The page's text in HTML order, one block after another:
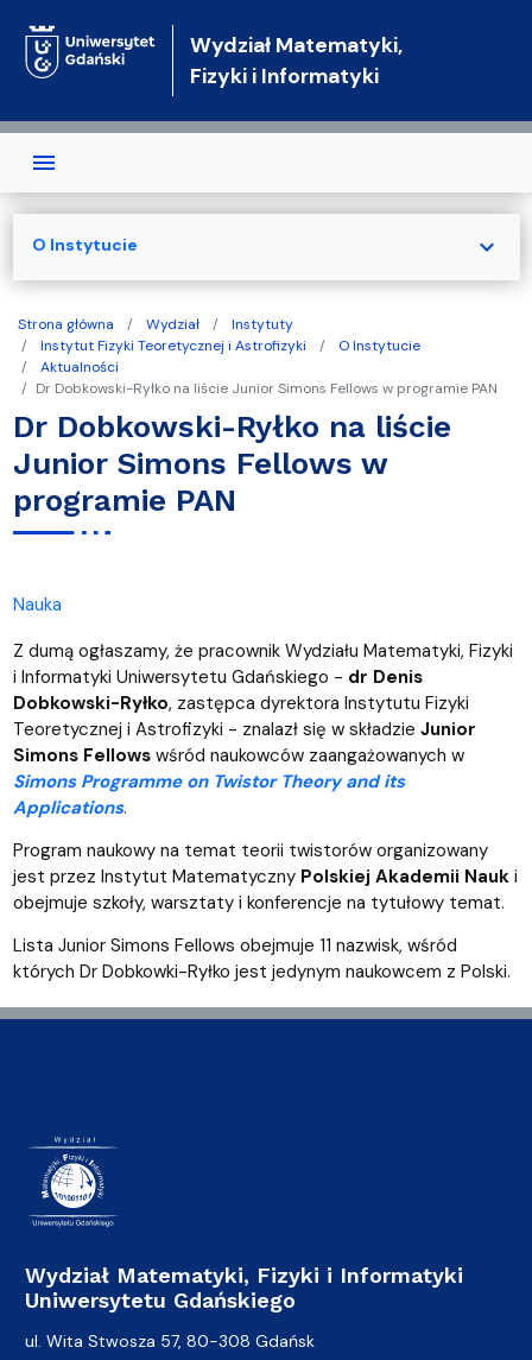
Wydział Matematyki,
Fizyki i Informatyki
Strona główna Wydział
Instytuty
Instytut Fizyki Teoretycznej i Astrofizyki
O Instytucie
Aktualności
Dr Dobkowski-Ryłko na liście Junior Simons Fellows w programie PAN
Dr Dobkowski-Ryłko na liście
Junior Simons Fellows w
programie PAN
Nauka
Z dumą ogłaszamy, że pracownik Wydziału Matematyki, Fizyki
i Informatyki Uniwersytetu Gdańskiego - dr Denis
Dobkowski-Ryłko, zastępca dyrektora Instytutu Fizyki
Teoretycznej i Astrofizyki - znalazł się w składzie Junior
Simons Fellows wśród naukowców zaangażowanych w
Simons Programme on Twistor Theory and its
Applications.
Program naukowy na temat teorii twistorów organizowany
jest przez Instytut Matematyczny Polskiej Akademii Nauki
obejmuje szkoły, warsztaty i konferencje na tytułowy temat.
Lista Junior Simons Fellows obejmuje 11 nazwisk, wśród
których Dr Dobkowki-Ryłko jest jedynym naukowcem z Polski.
O Instytucie expand_more
Wydział Matematyki, Fizyki i Informatyki
Uniwersytetu Gdańskiego
ul. Wita Stwosza 57, 80-308 Gdańsk